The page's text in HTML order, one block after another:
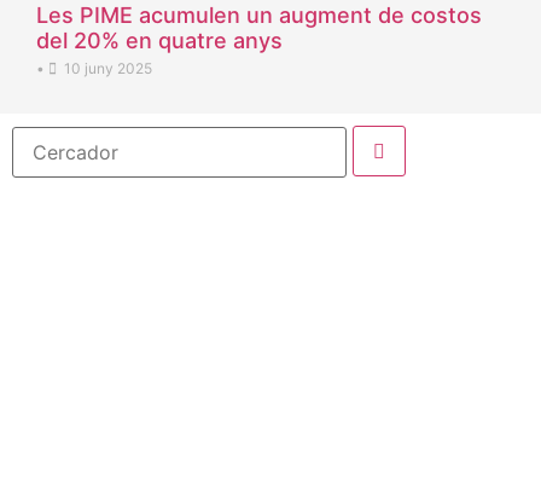
Les PIME acumulen un augment de costos
del 20% en quatre anys
• 10 juny 2025